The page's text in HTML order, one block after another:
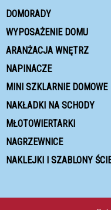
DOMORADY
WYPOSAŻENIE DOMU
ARANŻACJA WNĘTRZ
NAPINACZE
MINI SZKLARNIE DOMOWE
NAKŁADKI NA SCHODY
MŁOTOWIERTARKI
NAGRZEWNICE
NAKLEJKI I SZABLONY